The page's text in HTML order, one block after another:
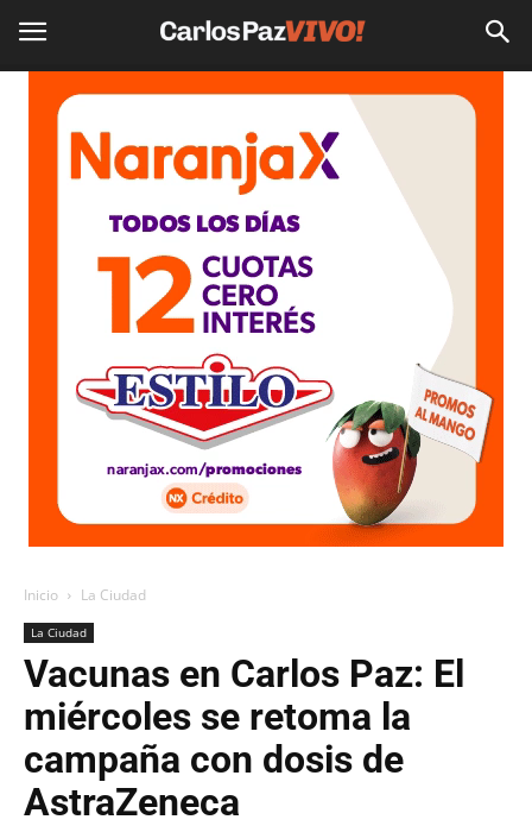
Inicio La Ciudad
La Ciudad
Vacunas en Carlos Paz: El
miércoles se retoma la
campaña con dosis de
AstraZeneca